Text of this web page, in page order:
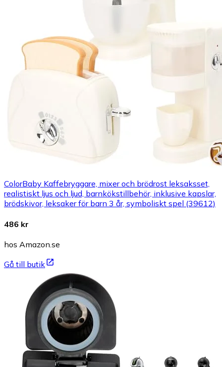
ColorBaby Kaffebryggare, mixer och brödrost leksaksset,
realistiskt ljus och ljud, barnkökstillbehör, inklusive kapslar,
brödskivor, leksaker för barn 3 år, symboliskt spel (39612)
486 kr
hos Amazon.se
Gå till butik